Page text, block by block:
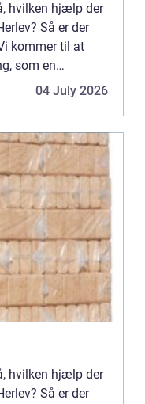
hvilken hjælp der
Så er der
kommer til at
som en
ikke du vil
04 July 2026
hvilken hjælp der
Så er der